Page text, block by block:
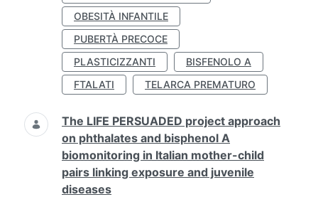
OBESITÀ INFANTILE
PUBERTÀ PRECOCE
PLASTICIZZANTI
BISFENOLO A
FTALATI
TELARCA PREMATURO
The LIFE PERSUADED project approach
on phthalates and bisphenol A
biomonitoring in Italian mother-child
pairs linking exposure and juvenile
diseases